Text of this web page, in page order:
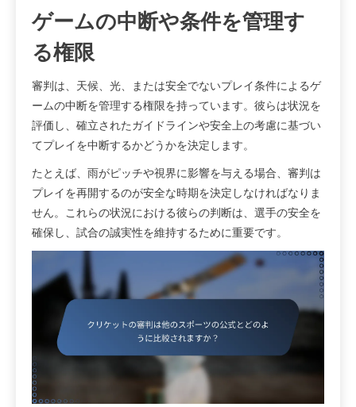
ゲームの中断や条件を管理す
る権限
審判は、天候、光、または安全でないプレイ条件によるゲ
ームの中断を管理する権限を持っています。彼らは状況を
評価し、確立されたガイドラインや安全上の考慮に基づい
てプレイを中断するかどうかを決定します。
たとえば、雨がピッチや視界に影響を与える場合、審判は
プレイを再開するのが安全な時期を決定しなければなりま
せん。これらの状況における彼らの判断は、選手の安全を
確保し、試合の誠実性を維持するために重要です。